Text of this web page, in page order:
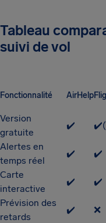
Tableau
suivi de vol
Fonctionnalité AirHelp
Version
gratuite
✔️
Alertes en
temps réel
✔️ ✔️
Carte
interactive
✔️ ✔️
Prévision des
retards
✔️ ❌